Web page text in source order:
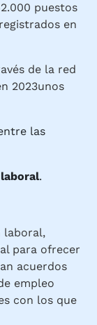
puestos
en
de la red
2023unos
las
.
laboral,
para ofrecer
acuerdos
empleo
con los que